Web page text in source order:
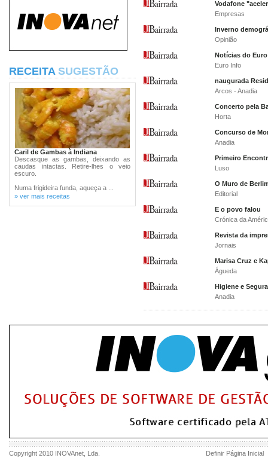
RECEITA SUGESTÃO
Caril de Gambas à Indiana
Descasque as gambas, deixando as
caudas intactas. Retire-lhes o veio
escuro.
Numa frigideira funda, aqueça a ...
» ver mais receitas
Vodafone
Empresas
Inverno
Opinião
Notícias do
Euro Info
naugurada
Arcos - Anadia
Concerto pela
Horta
Concurso de
Anadia
Primeiro
Luso
O Muro de
Editorial
E o povo falou
Crónica da
Revista da
Jornais
Marisa Cruz e
Águeda
Higiene e
Anadia
Copyright 2010 INOVAnet , Lda. Definir Página Inicial